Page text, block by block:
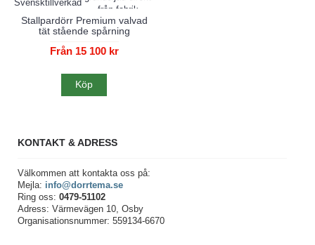
Stallpardörr Premium valvad
tät stående spårning
Från 15 100 kr
Köp
KONTAKT & ADRESS
Välkommen att kontakta oss på:
Mejla: info@dorrtema.se
Ring oss: 0479-51102
Adress: Värmevägen 10, Osby
Organisationsnummer: 559134-6670